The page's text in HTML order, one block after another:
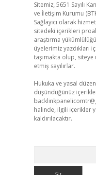
Sitemiz, 5651 Sayılı
ve İletişim Kurumu
Sağlayıcı olarak
sitedeki içerikleri
araştırma
üyelerimiz yazdıkları
taşımakta olup,
etmiş sayılırlar.
Hukuka ve yasal
düşündüğünüz
halinde, ilgili içerikler
kaldırılacaktır.